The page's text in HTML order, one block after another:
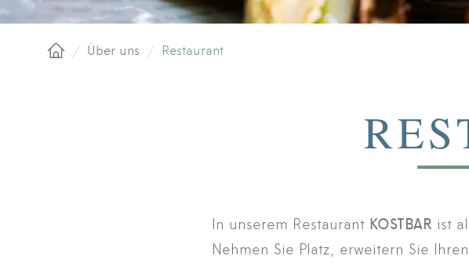
Startseite
/ Über uns / Restaurant
In unserem Restaurant KOSTBAR ist
Nehmen Sie Platz, erweitern Sie